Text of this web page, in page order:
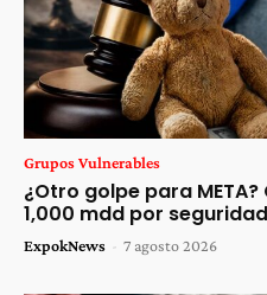
Grupos Vulnerables
¿Otro golpe para
1,000 mdd por
ExpokNews - 7 agosto 2026